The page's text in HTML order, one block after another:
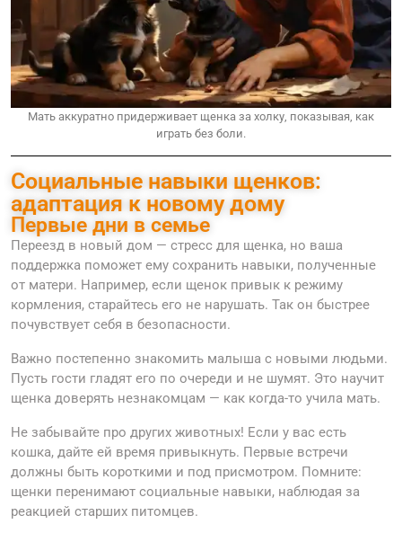
Мать аккуратно придерживает щенка за холку, показывая, как
играть без боли.
Социальные навыки щенков:
адаптация к новому дому
Первые дни в семье
Переезд в новый дом — стресс для щенка, но ваша
поддержка поможет ему сохранить навыки, полученные
от матери. Например, если щенок привык к режиму
кормления, старайтесь его не нарушать. Так он быстрее
почувствует себя в безопасности.
Важно постепенно знакомить малыша с новыми людьми.
Пусть гости гладят его по очереди и не шумят. Это научит
щенка доверять незнакомцам — как когда-то учила мать.
Не забывайте про других животных! Если у вас есть
кошка, дайте ей время привыкнуть. Первые встречи
должны быть короткими и под присмотром. Помните:
щенки перенимают социальные навыки, наблюдая за
реакцией старших питомцев.